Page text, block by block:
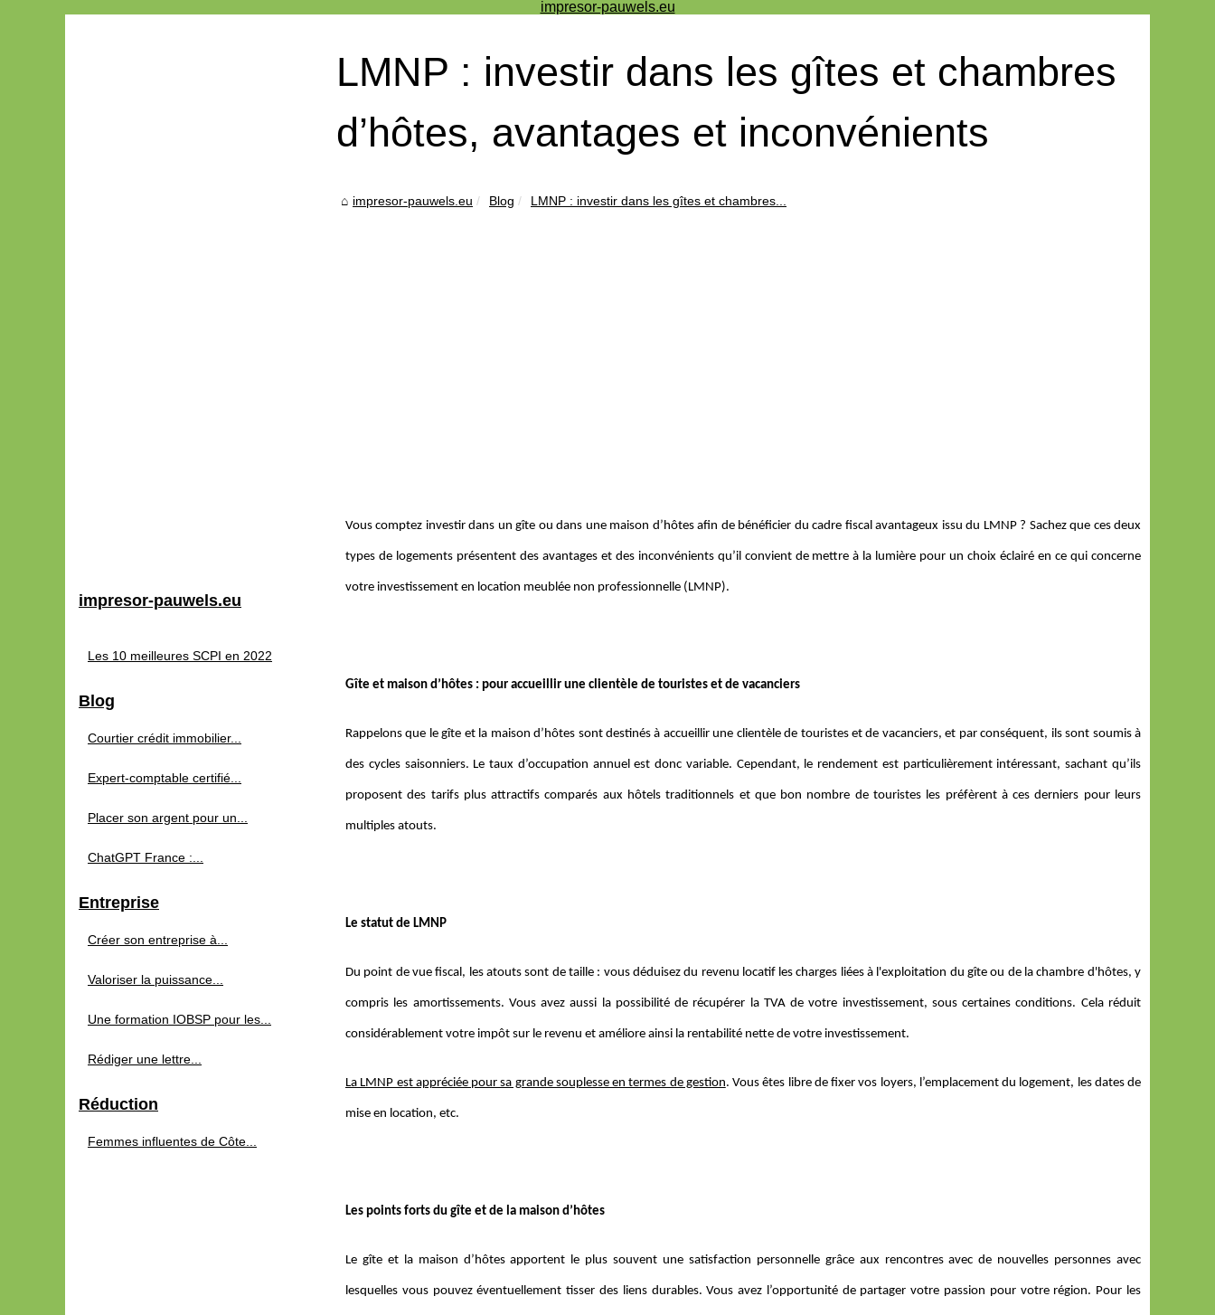
LMNP : investir dans les gîtes et chambres
d’hôtes, avantages et inconvénients
impresor-pauwels.eu Blog LMNP : investir dans les gîtes et chambres...
Vous comptez investir dans un gîte ou dans une maison d’hôtes afin de bénéficier du cadre fiscal avantageux issu du LMNP ? Sachez que ces deux
types de logements présentent des avantages et des inconvénients qu’il convient de mettre à la lumière pour un choix éclairé en ce qui concerne
votre investissement en location meublée non professionnelle (LMNP).
Gîte et maison d’hôtes : pour accueillir une clientèle de touristes et de vacanciers
Rappelons que le gîte et la maison d’hôtes sont destinés à accueillir une clientèle de touristes et de vacanciers, et par conséquent, ils sont soumis à
des cycles saisonniers. Le taux d’occupation annuel est donc variable. Cependant, le rendement est particulièrement intéressant, sachant qu’ils
proposent des tarifs plus attractifs comparés aux hôtels traditionnels et que bon nombre de touristes les préfèrent à ces derniers pour leurs
multiples atouts.
Le statut de LMNP
Du point de vue fiscal, les atouts sont de taille : vous déduisez du revenu locatif les charges liées à l'exploitation du gîte ou de la chambre d'hôtes, y
compris les amortissements. Vous avez aussi la possibilité de récupérer la TVA de votre investissement, sous certaines conditions. Cela réduit
considérablement votre impôt sur le revenu et améliore ainsi la rentabilité nette de votre investissement.
La LMNP est appréciée pour sa grande souplesse en termes de gestion. Vous êtes libre de fixer vos loyers, l’emplacement du logement, les dates de
mise en location, etc.
Les points forts du gîte et de la maison d’hôtes
Le gîte et la maison d’hôtes apportent le plus souvent une satisfaction personnelle grâce aux rencontres avec de nouvelles personnes avec
lesquelles vous pouvez éventuellement tisser des liens durables. Vous avez l’opportunité de partager votre passion pour votre région. Pour les
impresor-pauwels.eu
Les 10 meilleures SCPI en 2022
Blog
Courtier crédit immobilier...
Expert-comptable certifié...
Placer son argent pour un...
ChatGPT France :...
Entreprise
Créer son entreprise à...
Valoriser la puissance...
Une formation IOBSP pour les...
Rédiger une lettre...
Réduction
Femmes influentes de Côte...
impresor-pauwels.eu